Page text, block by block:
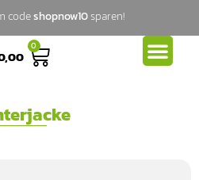
codeshopnow10sparen!
0